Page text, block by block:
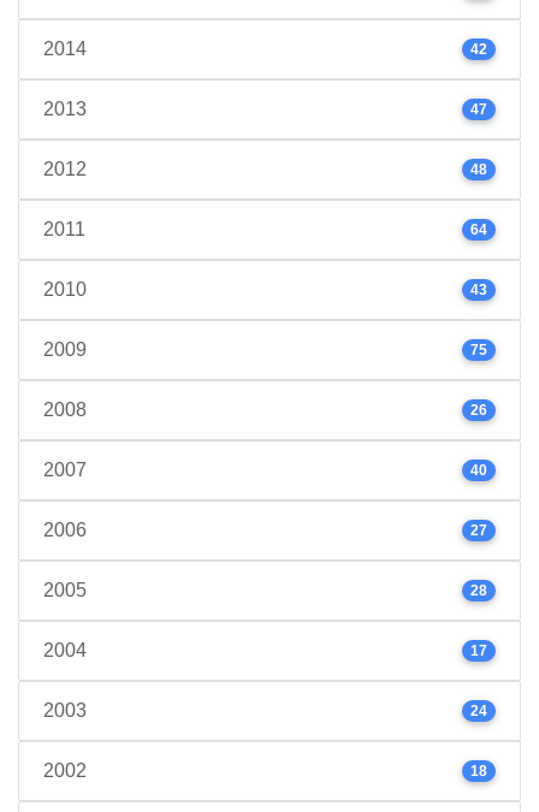
2014 42
2013 47
2012 48
2011 64
2010 43
2009 75
2008 26
2007 40
2006 27
2005 28
2004 17
2003 24
2002 18